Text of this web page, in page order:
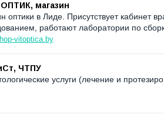
магазин
оптики в Лиде. Присутствует кабинет
работают лаборатории по
vitoptica.by
ЧТПУ
услуги (лечение и